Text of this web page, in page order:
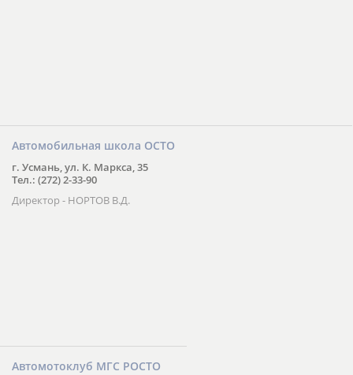
Автомобильная школа ОСТО
г. Усмань, ул. К. Маркса, 35
Тел.: (272) 2-33-90
Директор - НОРТОВ В.Д.
Автомотоклуб МГС РОСТО